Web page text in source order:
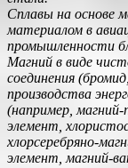
Сплавы на основе
материалом в
промышленности
Магний в виде
соединения
производства
(например,
элемент,
хлорсеребряно-
элемент, магний-